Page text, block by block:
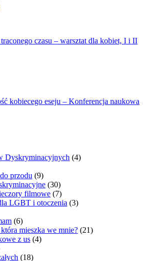
czasu – warsztat dla kobiet, I i II
kobiecego eseju – Konferencja naukowa
Dyskryminacyjnych (4)
przodu (9)
(30)
filmowe (7)
LGBT i otoczenia (3)
(6)
mieszka we mnie? (21)
z us (4)
(18)